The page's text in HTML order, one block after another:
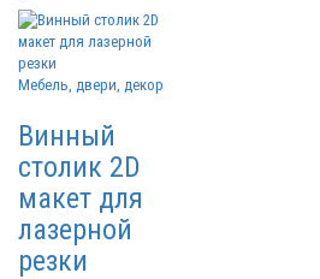
Мебель, двери, декор
Винный
столик 2D
макет для
лазерной
резки